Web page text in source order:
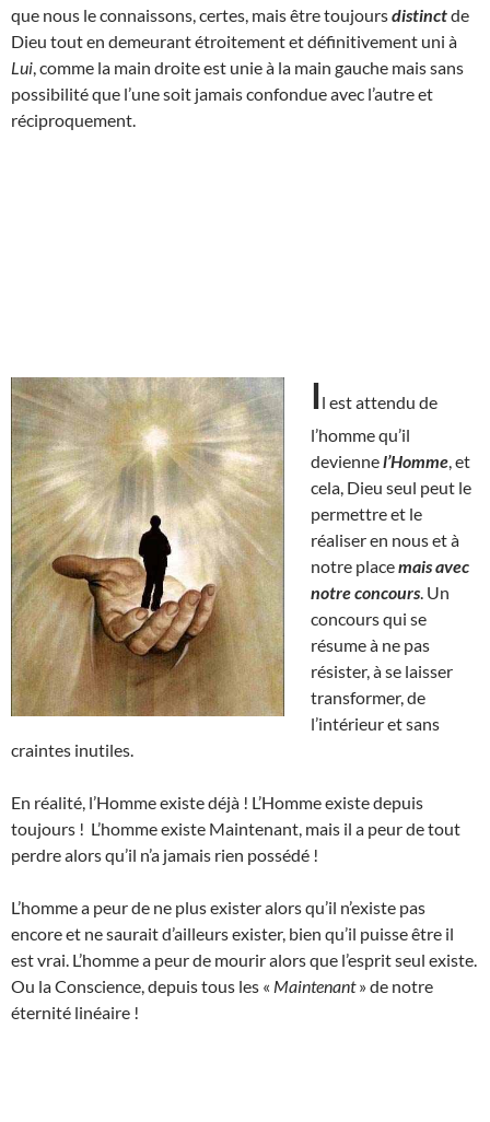
que nous le connaissons, certes, mais être toujoursdistinctde
Dieu tout en demeurant étroitement et définitivement uni à
Lui , comme la main droite est unie à la main gauche mais sans
possibilité que l’une soit jamais confondue avec l’autre et
réciproquement.
Il est attendu de
l’homme qu’il
deviennel’Homme , et
cela, Dieu seul peut le
permettre et le
réaliser en nous et à
notre placemais avec
notre concours . Un
concours qui se
résume à ne pas
résister, à se laisser
transformer, de
l’intérieur et sans
craintes inutiles.
En réalité, l’Homme existe déjà ! L’Homme existe depuis
toujours ! L’homme existe Maintenant, mais il a peur de tout
perdre alors qu’il n’a jamais rien possédé !
L’homme a peur de ne plus exister alors qu’il n’existe pas
encore et ne saurait d’ailleurs exister, bien qu’il puisse être il
est vrai. L’homme a peur de mourir alors que l’esprit seul existe.
Ou la Conscience, depuis tous les « Maintenant» de notre
éternité linéaire !